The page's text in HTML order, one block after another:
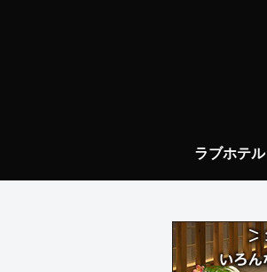
ラブホテル